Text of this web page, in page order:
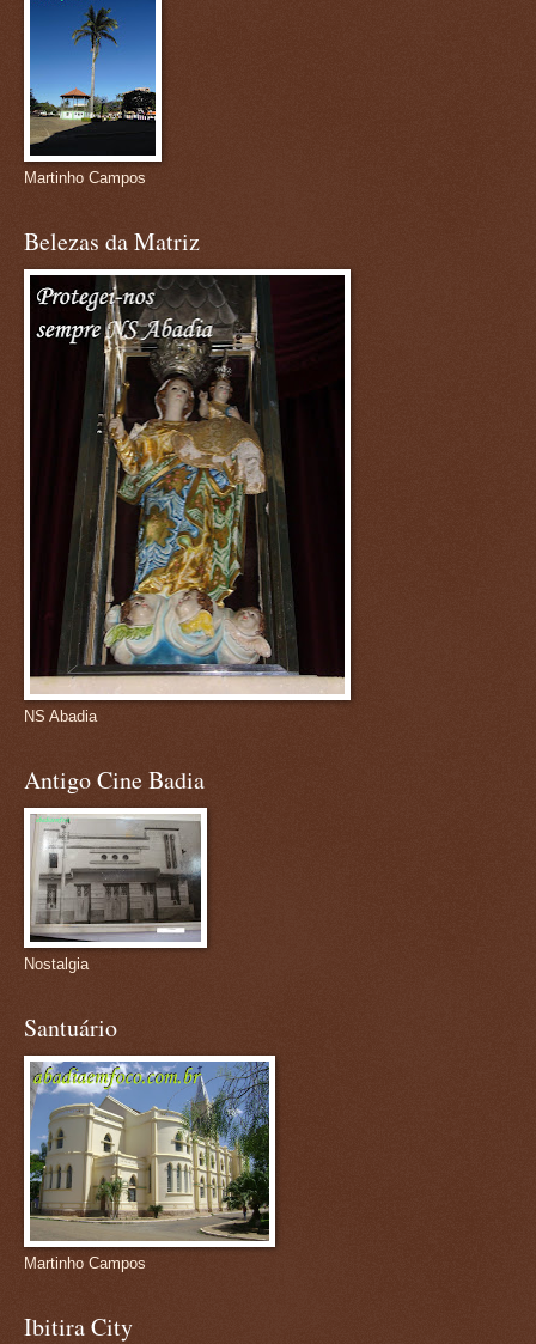
Martinho Campos
Belezas da Matriz
NS Abadia
Antigo Cine Badia
Nostalgia
Santuário
Martinho Campos
Ibitira City